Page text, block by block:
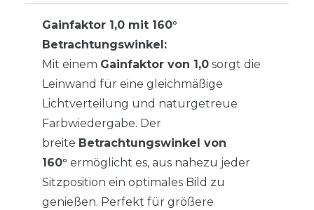
Gainfaktor 1,0 mit 160°
Betrachtungswinkel:
Mit einem Gainfaktor von 1,0 sorgt die
Leinwand für eine gleichmäßige
Lichtverteilung und naturgetreue
Farbwiedergabe. Der
breite Betrachtungswinkel von
160° ermöglicht es, aus nahezu jeder
Sitzposition ein optimales Bild zu
genießen. Perfekt für größere